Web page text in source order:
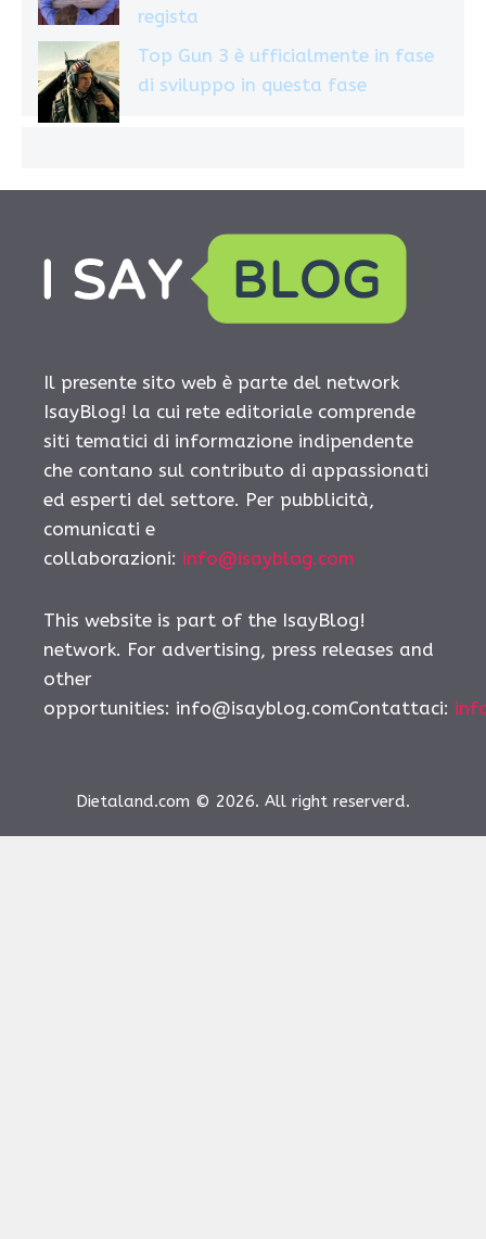
regista
Top Gun 3 è ufficialmente in fase
di sviluppo in questa fase
Il presente sito web è parte del network
IsayBlog! la cui rete editoriale comprende
siti tematici di informazione indipendente
che contano sul contributo di appassionati
ed esperti del settore. Per pubblicità,
comunicati e
collaborazioni: info@isayblog.com
This website is part of the IsayBlog!
network. For advertising, press releases and
other
opportunities: info@isayblog.comContattaci:
Dietaland.com © 2026. All right reserverd.